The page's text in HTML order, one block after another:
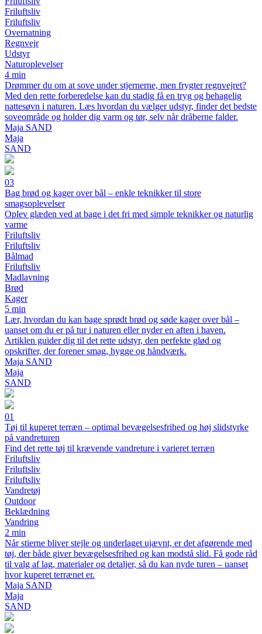
Friluftsliv
Friluftsliv
Overnatning
Regnvejr
Udstyr
Naturoplevelser
4 min
Drømmer du om at sove under stjernerne, men frygter regnvejret?
Med den rette forberedelse kan du stadig få en tryg og behagelig
nattesøvn i naturen. Læs hvordan du vælger udstyr, finder det bedste
soveområde og holder dig varm og tør, selv når dråberne falder.
Maja SAND
Maja
SAND
03
Bag brød og kager over bål – enkle teknikker til store
smagsoplevelser
Oplev glæden ved at bage i det fri med simple teknikker og naturlig
varme
Friluftsliv
Friluftsliv
Bålmad
Friluftsliv
Madlavning
Brød
Kager
5 min
Lær, hvordan du kan bage sprødt brød og søde kager over bål –
uanset om du er på tur i naturen eller nyder en aften i haven.
Artiklen guider dig til det rette udstyr, den perfekte glød og
opskrifter, der forener smag, hygge og håndværk.
Maja SAND
Maja
SAND
01
Tøj til kuperet terræn – optimal bevægelsesfrihed og høj slidstyrke
på vandreturen
Find det rette tøj til krævende vandreture i varieret terræn
Friluftsliv
Friluftsliv
Friluftsliv
Vandretøj
Outdoor
Beklædning
Vandring
2 min
Når stierne bliver stejle og underlaget ujævnt, er det afgørende med
tøj, der både giver bevægelsesfrihed og kan modstå slid. Få gode råd
til valg af lag, materialer og detaljer, så du kan nyde turen – uanset
hvor kuperet terrænet er.
Maja SAND
Maja
SAND